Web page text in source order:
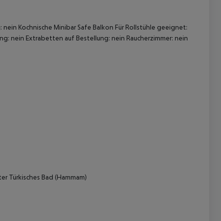
Kochnische Minibar Safe Balkon Für Rollstühle geeignet:
nein Extrabetten auf Bestellung: nein Raucherzimmer: nein
Türkisches Bad (Hammam)